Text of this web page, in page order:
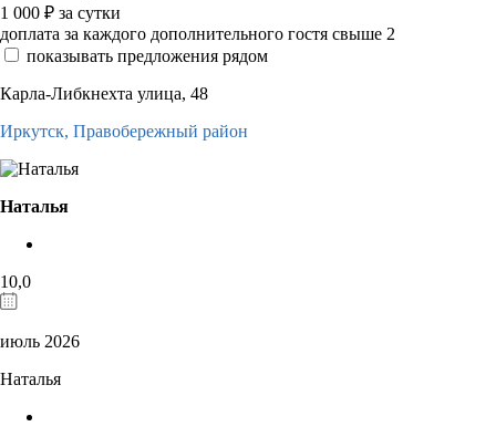
1 000 ₽ за сутки
доплата за каждого дополнительного гостя свыше 2
показывать предложения рядом
Карла-Либкнехта улица, 48
Иркутск, Правобережный район
Наталья
10,0
июль 2026
Наталья